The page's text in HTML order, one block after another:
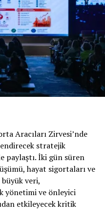
tüm dünyaya hizmet
platformu Jin Mobility
için de önemli bir
Mobility, i.M
RoboRide aracı
Aracıları Zirvesi’nde
stratejik
paylaştı. İki gün süren
hayat sigortaları ve
veri,
yönetimi ve önleyici
etkileyecek kritik